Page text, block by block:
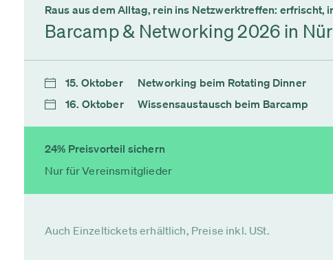
Raus aus dem Alltag, rein ins Netzwerktreffen: erfrischt,
Barcamp & Networking 2026 in
15. Oktober
Networking beim Rotating Dinner
16. Oktober
Wissensaustausch beim Barcamp
24% Preisvorteil sichern
Nur für Vereinsmitglieder
Auch Einzeltickets erhältlich, Preise inkl. USt.